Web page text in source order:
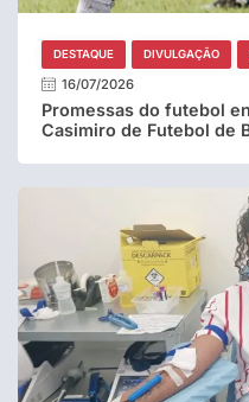
DESTAQUE DIVULGAÇÃO
16/07/2026
Promessas do futebol
Casimiro de Futebol de